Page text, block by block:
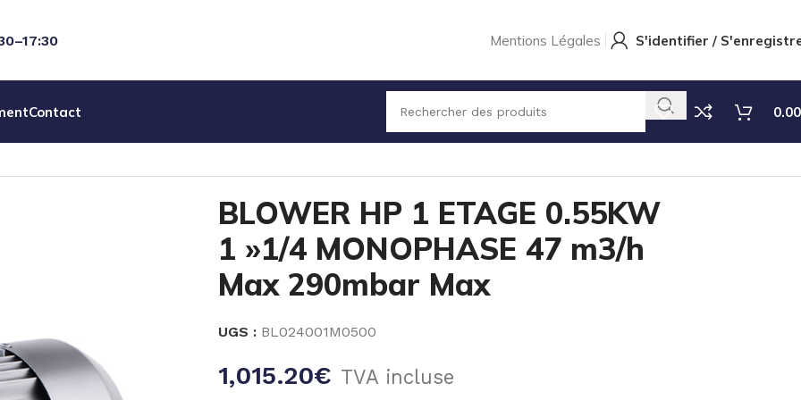
Mentions Légales S'identifier /
Contact
0.00
HP 1 ETAGE 0.55KW 1 »1/4 MONOPHASE 47 m3/h Max 290mbar Max
BLOWER HP 1 ETAGE 0.55KW
1 »1/4 MONOPHASE 47 m3/h
Max 290mbar Max
UGS : BL024001M0500
1,015.20€ TVA incluse